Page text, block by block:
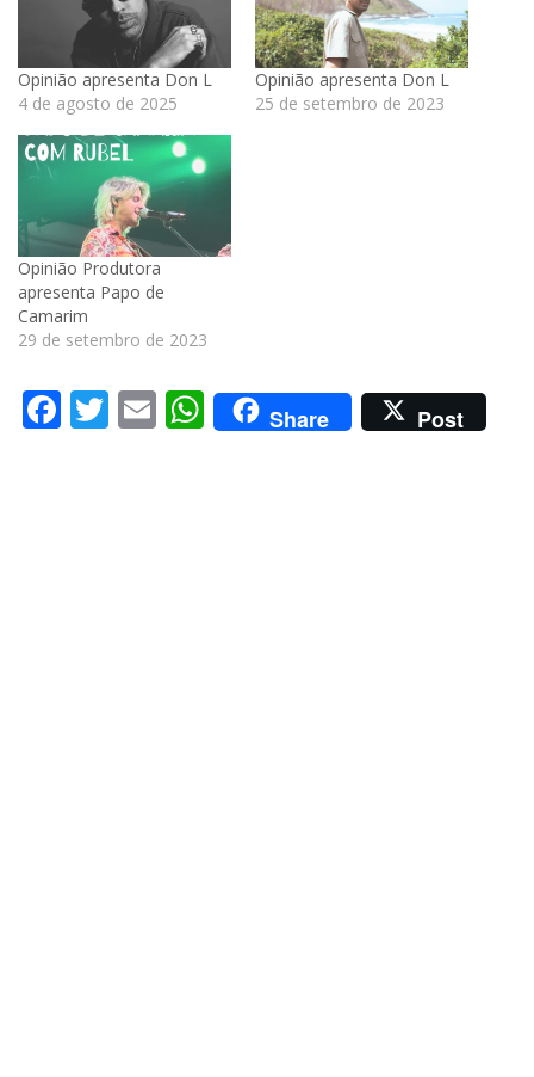
Opinião apresenta Don L
4 de agosto de 2025
Opinião apresenta Don L
25 de setembro de 2023
Opinião Produtora
apresenta Papo de
Camarim
29 de setembro de 2023
Facebook
Twitter
EmailWhatsApp
Share Post